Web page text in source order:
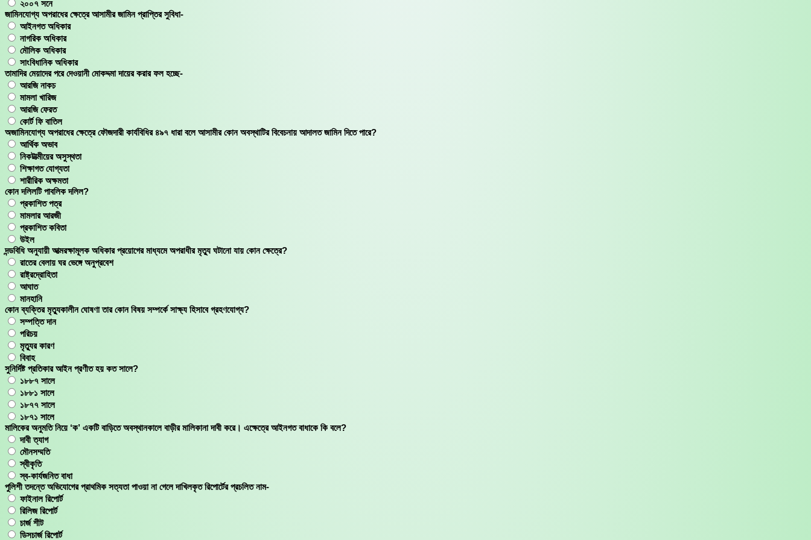
২০০৭ সনে
জামিনযোগ্য অপরাধের ক্ষেত্রে আসামীর জামিন প্রাপ্তির সুবিধা-
আইনগত অধিকার
নাগরিক অধিকার
মৌলিক অধিকার
সাংবিধানিক অধিকার
তামাদির মেয়াদের পরে দেওয়ানী মোকদ্দমা দায়ের করার ফল হচ্ছে-
আরজি নাকচ
মামলা খারিজ
আরজি ফেরত
কোর্ট ফি বাতিল
অজামিনযোগ্য অপরাধের ক্ষেত্রে ফৌজদারী কার্যবিধির ৪৯৭ ধারা বলে আসামীর কোন অবস্থাটির বিবেচনায় আদালত জামিন দিতে পারে?
আর্থিক অভাব
নিকটাত্মীয়ের অসুস্থতা
শিক্ষাগত যোগ্যতা
শারীরিক অক্ষমতা
কোন দলিলটি পাবলিক দলিল?
প্রকাশিত পত্র
মামলার আরজী
প্রকাশিত কবিতা
উইল
দন্ডবিধি অনুযায়ী আত্মরক্ষামূলক অধিকার প্রয়োগের মাধ্যমে অপরাধীর মৃত্যু ঘটানো যায় কোন ক্ষেত্রে?
রাতের বেলায় ঘর ভেঙ্গে অনুপ্রবেশ
রাষ্ট্রদ্রোহিতা
আঘাত
মানহানি
কোন ব্যক্তির মৃত্যুকালীন ঘোষণা তার কোন বিষয় সম্পর্কে সাক্ষ্য হিসাবে গ্রহণযোগ্য?
সম্পত্তি দান
পরিচয়
মৃত্যুর কারণ
বিবাহ
সুনির্দিষ্ট প্রতিকার আইন প্রণীত হয় কত সালে?
১৮৮৭ সালে
১৮৮১ সালে
১৮৭৭ সালে
১৮৭১ সালে
মালিকের অনুমতি নিয়ে ‘ক’ একটি বাড়িতে অবস্থানকালে বাড়ীর মালিকানা দাবী করে। এক্ষেত্রে আইনগত বাধাকে কি বলে?
দাবী ত্যাগ
মৌনসম্মতি
স্বীকৃতি
স্ব-কার্যজনিত বাধা
পুলিশী তদন্তে অভিযোগের প্রাথমিক সত্যতা পাওয়া না গেলে দাখিলকৃত রিপোর্টের প্রচলিত নাম-
ফাইনাল রিপোর্ট
রিলিজ রিপোর্ট
চার্জ শীট
ডিসচার্জ রিপোর্ট